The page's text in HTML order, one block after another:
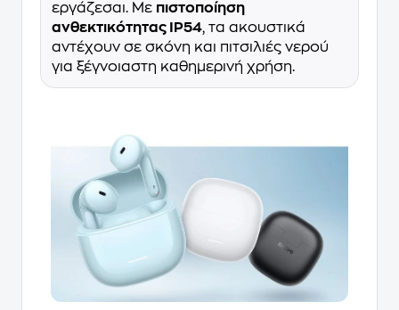
εργάζεσαι. Με πιστοποίηση
ανθεκτικότητας IP54, τα ακουστικά
αντέχουν σε σκόνη και πιτσιλιές νερού
για ξέγνοιαστη καθημερινή χρήση.